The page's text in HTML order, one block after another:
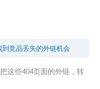
到竞品丢失的外链机会
这些404页面的外链，转